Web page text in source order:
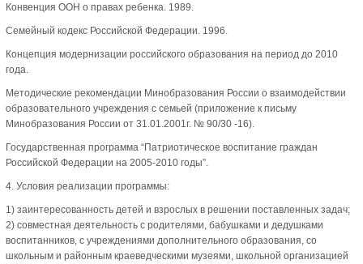
Конвенция ООН о правах ребенка. 1989.
Семейный кодекс Российской Федерации. 1996.
Концепция модернизации российского образования на период до 2010
года.
Методические рекомендации Минобразования России о взаимодействии
образовательного учреждения с семьей (приложение к письму
Минобразования России от 31.01.2001г. № 90/30 -16).
Государственная программа “Патриотическое воспитание граждан
Российской Федерации на 2005-2010 годы”.
4. Условия реализации программы:
1) заинтересованность детей и взрослых в решении поставленных задач;
2) совместная деятельность с родителями, бабушками и дедушками
воспитанников, с учреждениями дополнительного образования, со
школьным и районным краеведческими музеями, школьной организацией